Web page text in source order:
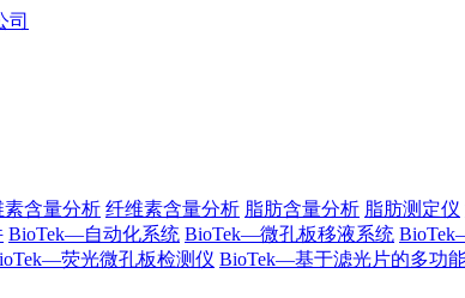
素含量分析 纤维素含量分析 脂肪含量分析 脂肪测定仪
BioTek—自动化系统 BioTek—微孔板移液系统
荧光微孔板检测仪 BioTek—基于滤光片的多功